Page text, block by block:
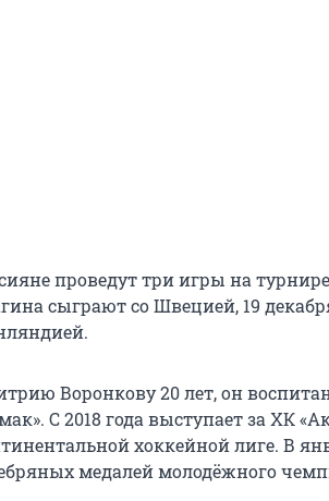
проведут три игры на
сыграют со Швецией, 19
Воронкову 20 лет, он
С 2018 года выступает за ХК
хоккейной лиге. В
медалей молодёжного